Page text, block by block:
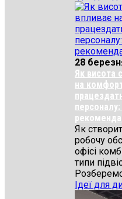
28
Як висота
на
персоналу:
Як
робочу
офісі
типи
Ідеї для